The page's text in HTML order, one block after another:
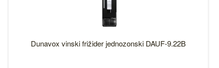
Dunavox vinski frižider jednozonski DAUF-9.22B